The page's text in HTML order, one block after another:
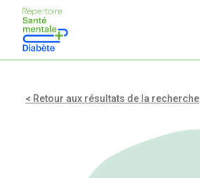
< Retour aux résultats de la recherche